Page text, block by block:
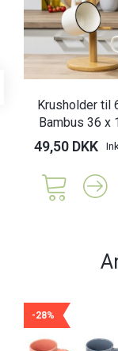
Krusholder til
Bambus 36 x
49,50 DKK
-28%